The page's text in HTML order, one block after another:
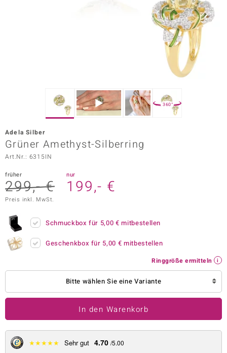
Vogue
Paraíso
Collection
360°
Adela Silber
Grüner Amethyst-Silberring
Art.Nr.: 6315IN
früher
299,- €
nur
199,- €
Preis inkl. MwSt.
Schmuckbox für 5,00 € mitbestellen
Geschenkbox für 5,00 € mitbestellen
Ringgröße ermitteln
Bitte wählen Sie eine Variante
In den Warenkorb
★★★★★ Sehr gut 4.70 /5.00